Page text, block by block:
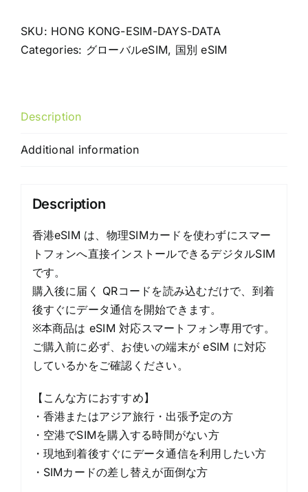
デ
ー
プ
ン
SKU: HONG KONG-ESIM-DAYS-DATA
Categories: グローバルeSIM, 国別 eSIM
Description
Additional information
Description
香港eSIM は、物理SIMカードを使わずにスマー
トフォンへ直接インストールできるデジタルSIM
です。
購入後に届く QRコードを読み込むだけで、到着
後すぐにデータ通信を開始できます。
※本商品は eSIM 対応スマートフォン専用です。
ご購入前に必ず、お使いの端末が eSIM に対応
しているかをご確認ください。
【こんな方におすすめ】
・香港またはアジア旅行・出張予定の方
・空港でSIMを購入する時間がない方
・現地到着後すぐにデータ通信を利用したい方
・SIMカードの差し替えが面倒な方